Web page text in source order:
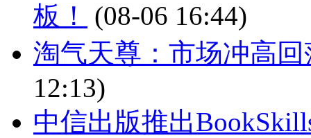
板！
(08-06 16:44)
淘气天尊：市场冲高
12:13)
中信出版推出